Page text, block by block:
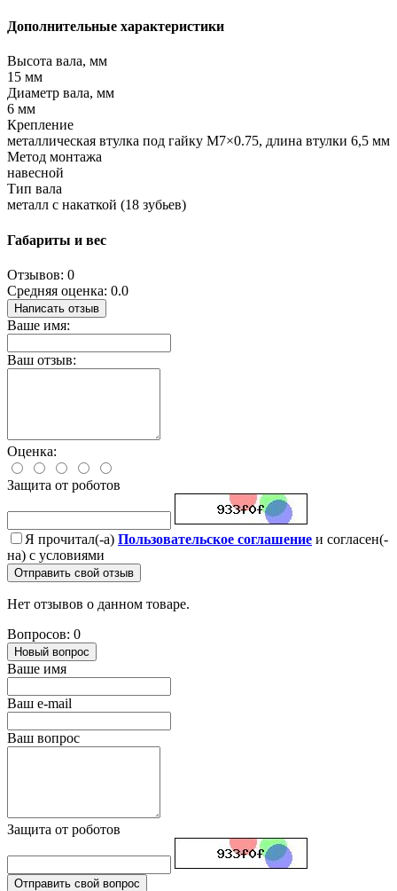
Дополнительные характеристики
Высота вала, мм
15 мм
Диаметр вала, мм
6 мм
Крепление
металлическая втулка под гайку M7×0.75, длина втулки 6,5 мм
Метод монтажа
навесной
Тип вала
металл с накаткой (18 зубьев)
Габариты и вес
Отзывов: 0
Средняя оценка: 0.0
Написать отзыв
Ваше имя:
Ваш отзыв:
Оценка:
Защита от роботов
Я прочитал(-а) Пользовательское соглашение и согласен(-
на) с условиями
Отправить свой отзыв
Нет отзывов о данном товаре.
Вопросов: 0
Новый вопрос
Ваше имя
Ваш e-mail
Ваш вопрос
Защита от роботов
Отправить свой вопрос